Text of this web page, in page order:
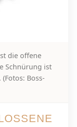
die offene
Schnürung ist
Boss-